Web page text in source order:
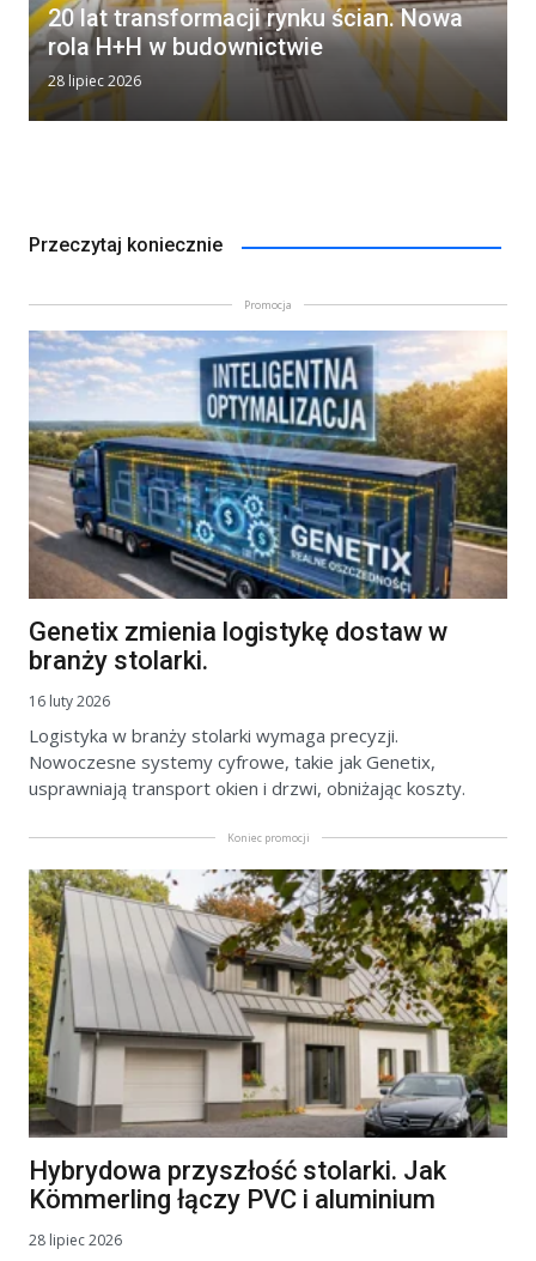
20 lat transformacji rynku ścian. Nowa
rola H+H w budownictwie
28 lipiec 2026
Przeczytaj koniecznie
Promocja
Genetix zmienia logistykę dostaw w
branży stolarki.
16 luty 2026
Logistyka w branży stolarki wymaga precyzji.
Nowoczesne systemy cyfrowe, takie jak Genetix,
usprawniają transport okien i drzwi, obniżając koszty.
Koniec promocji
Hybrydowa przyszłość stolarki. Jak
Kömmerling łączy PVC i aluminium
28 lipiec 2026